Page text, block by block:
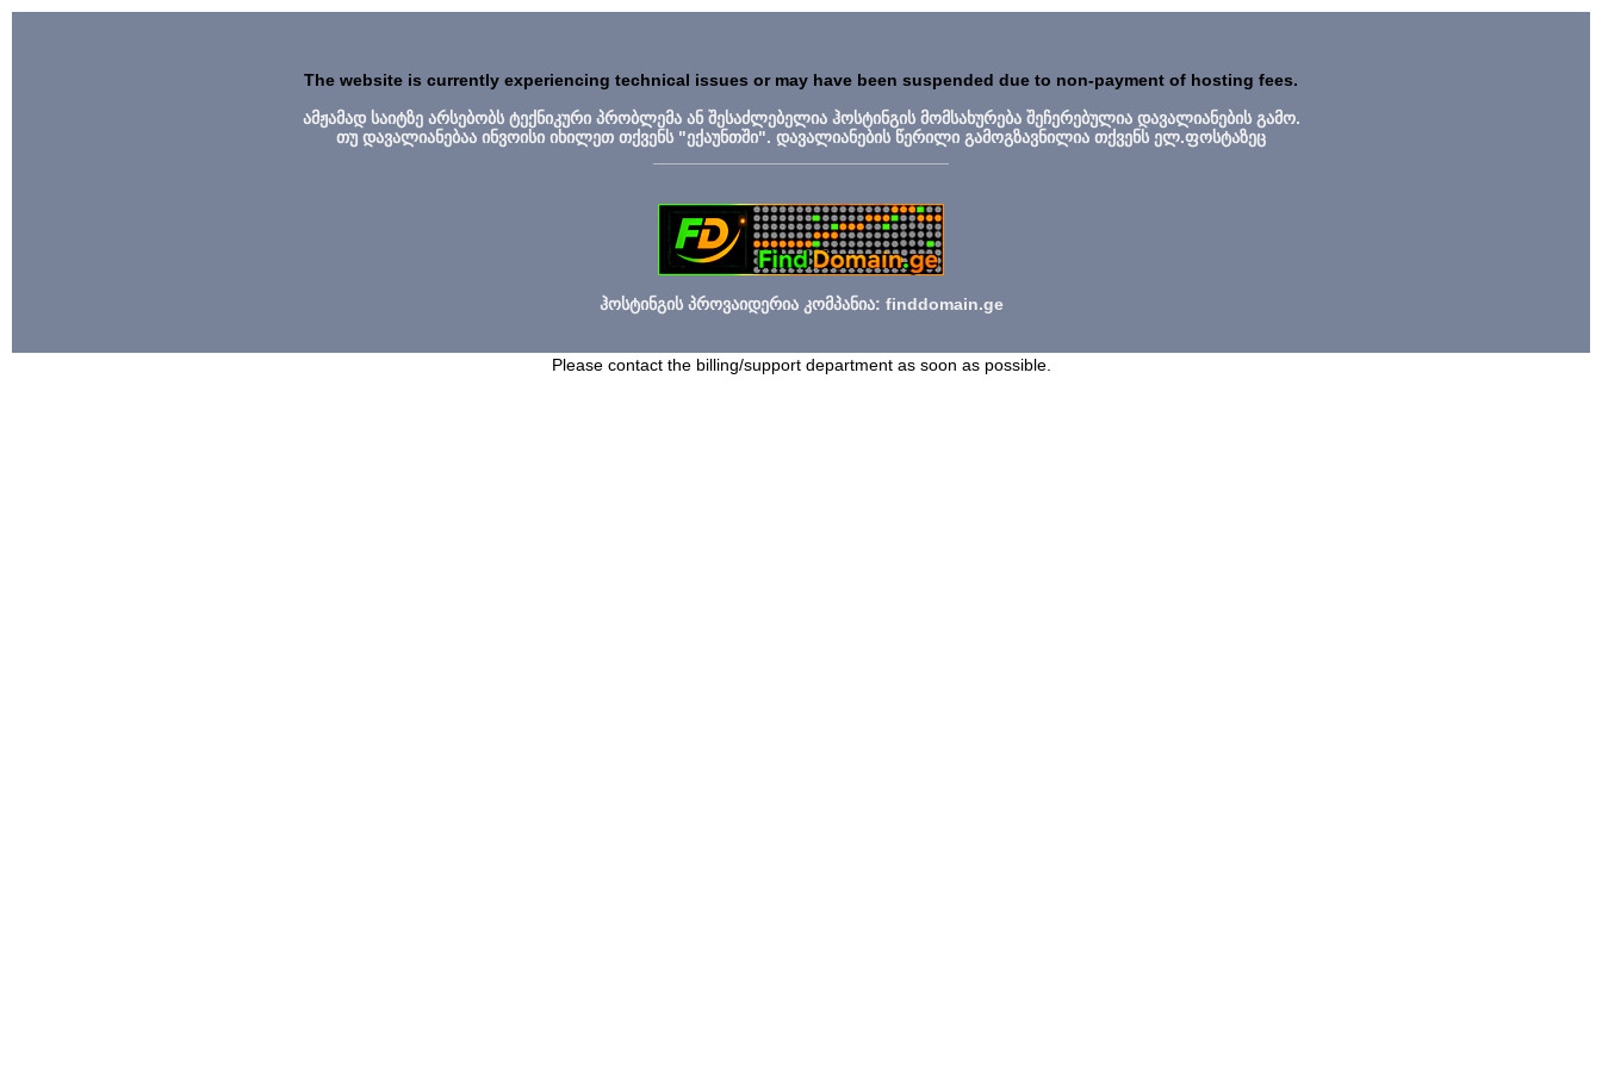
The website is currently experiencing technical issues or may have been suspended due to non-payment of hosting fees.
ამჟამად საიტზე არსებობს ტექნიკური პრობლემა ან შესაძლებელია ჰოსტინგის მომსახურება შეჩერებულია დავალიანების გამო.
თუ დავალიანებაა ინვოისი იხილეთ თქვენს "ექაუნთში". დავალიანების წერილი გამოგზავნილია თქვენს ელ.ფოსტაზეც
ჰოსტინგის პროვაიდერია კომპანია: finddomain.ge
Please contact the billing/support department as soon as possible.